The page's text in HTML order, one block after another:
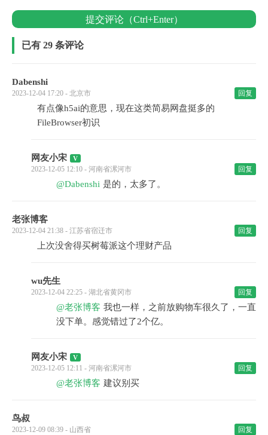
提交评论（Ctrl+Enter）
已有 29 条评论
Dabenshi
2023-12-04 17:20 - 北京市 回复
有点像h5ai的意思，现在这类简易网盘挺多的
FileBrowser初识
网友小宋
2023-12-05 12:10 - 河南省漯河市 回复
@Dabenshi 是的，太多了。
老张博客
2023-12-04 21:38 - 江苏省宿迁市 回复
上次没舍得买树莓派这个理财产品
wu先生
2023-12-04 22:25 - 湖北省黄冈市 回复
@老张博客 我也一样，之前放购物车很久了，一直
没下单。感觉错过了2个亿。
网友小宋
2023-12-05 12:11 - 河南省漯河市 回复
@老张博客 建议别买
鸟叔
2023-12-09 08:39 - 山西省 回复